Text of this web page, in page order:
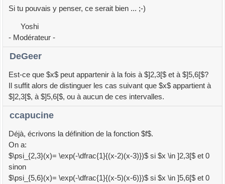
Si tu pouvais y penser, ce serait bien ... ;-)
Yoshi
- Modérateur -
DeGeer
Est-ce que $x$ peut appartenir à la fois à $]2,3[$ et à $]5,6[$?
Il suffit alors de distinguer les cas suivant que $x$ appartient à
$]2,3[$, à $]5,6[$, ou à aucun de ces intervalles.
ccapucine
Déjà, écrivons la définition de la fonction $f$.
On a:
$\psi_{2,3}(x)= \exp(-\dfrac{1}{(x-2)(x-3)})$ si $x \in ]2,3[$ et 0
sinon
$\psi_{5,6}(x)= \exp(-\dfrac{1}{(x-5)(x-6)})$ si $x \in ]5,6[$ et 0